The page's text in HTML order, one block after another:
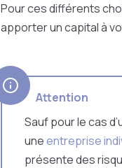
Pour ces différents
apporter un capital à
Attention
Sauf pour le cas
uneentreprise
présente des